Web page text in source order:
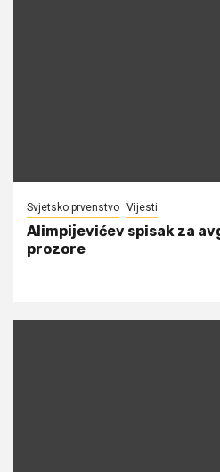
Svjetsko prvenstvo Vijesti
Alimpijevićev spisak za
prozore